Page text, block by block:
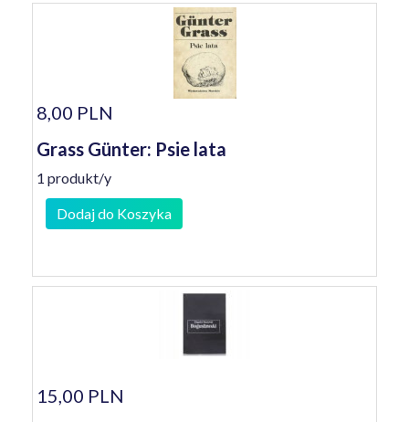
8,00 PLN
Grass Günter: Psie lata
1 produkt/y
Dodaj do Koszyka
15,00 PLN